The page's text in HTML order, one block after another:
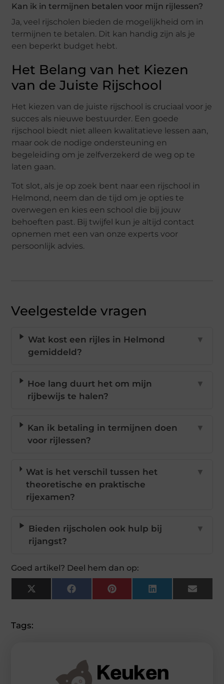
Kan ik in termijnen betalen voor mijn rijlessen?
Ja, veel rijscholen bieden de mogelijkheid om in
termijnen te betalen. Dit kan handig zijn als je
een beperkt budget hebt.
Het Belang van het Kiezen
van de Juiste Rijschool
Het kiezen van de juiste rijschool is cruciaal voor je
succes als nieuwe bestuurder. Een goede
rijschool biedt niet alleen kwalitatieve lessen aan,
maar ook de nodige ondersteuning en
begeleiding om je zelfverzekerd de weg op te
laten gaan.
Tot slot, als je op zoek bent naar een rijschool in
Helmond, neem dan de tijd om je opties te
overwegen en kies een school die bij jouw
behoeften past. Bij twijfel kun je altijd contact
opnemen met een van onze experts voor
persoonlijk advies.
Veelgestelde vragen
Wat kost een rijles in Helmond
gemiddeld?
▼
Hoe lang duurt het om mijn
rijbewijs te halen?
▼
Kan ik betaling in termijnen doen
voor rijlessen?
▼
Wat is het verschil tussen het
theoretische en praktische
rijexamen?
▼
Bieden rijscholen ook hulp bij
rijangst?
▼
Goed artikel? Deel hem dan op:
X
(Twitter)
FacebookPinterestLinkedInEmail
Tags: